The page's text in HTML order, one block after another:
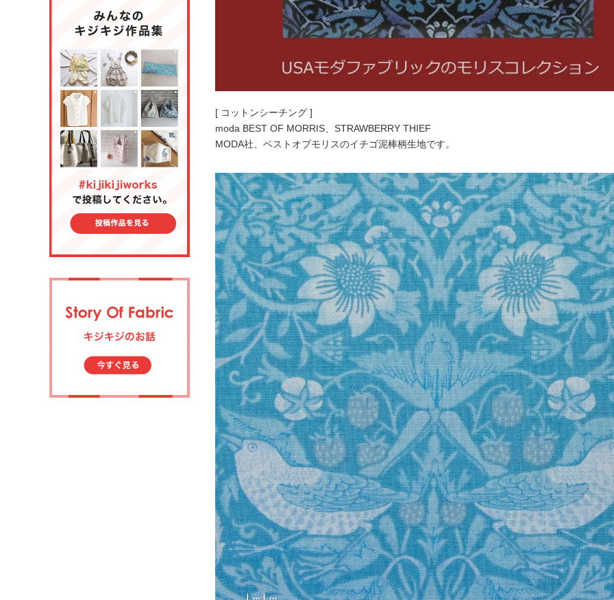
[ コットンシーチング ]
moda BEST OF MORRIS、STRAWBERRY THIEF
MODA社、ベストオブモリスのイチゴ泥棒柄生地です。